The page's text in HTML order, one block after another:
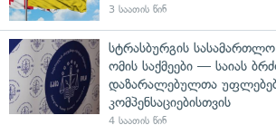
3 საათის წინ
სტრასბურგის
ომის საქმეები — საიას
დაზარალებულთა
კომპენსაციებისთვის
4 საათის წინ